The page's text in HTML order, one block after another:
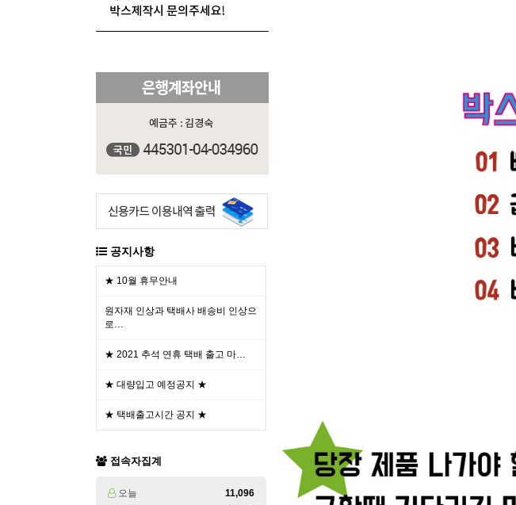
공지사항
★ 10월 휴무안내
원자재 인상과 택배사 배송비 인상으
로…
★ 2021 추석 연휴 택배 출고 마…
★ 대량입고 예정공지 ★
★ 택배출고시간 공지 ★
접속자집계
오늘
11,096